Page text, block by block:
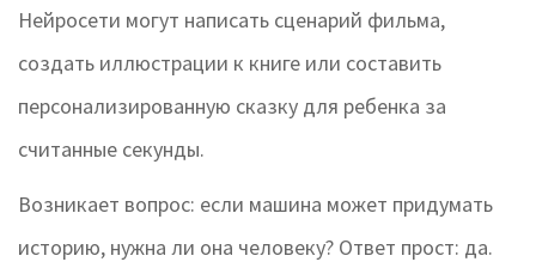
Нейросети могут написать сценарий фильма,
создать иллюстрации к книге или составить
персонализированную сказку для ребенка за
считанные секунды.
Возникает вопрос: если машина может придумать
историю, нужна ли она человеку? Ответ прост: да.